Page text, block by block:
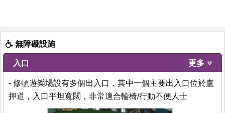
無障礙設施
入口 更多
- 修頓遊樂場設有多個出入口，其中一個主要出入口位於盧
押道，入口平坦寬闊，非常適合輪椅/行動不便人士